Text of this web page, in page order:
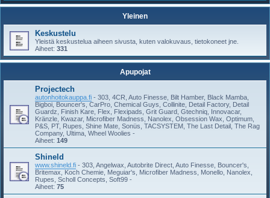
Yleinen
Keskustelu
Yleistä keskustelua aiheen sivusta, kuten valokuvaus, tietokoneet jne.
Aiheet: 331
Apupojat
Projectech
autonhoitokauppa.fi - 303, 4CR, Auto Finesse, Bilt Hamber, Black Mamba,
Bigboi, Bouncer's, CarPro, Chemical Guys, Collinite, Detail Factory, Detail
Guardz, Finish Kare, Flex, Flexipads, Grit Guard, Gtechniq, Innovacar,
Kränzle, Kwazar, Microfiber Madness, Nanolex, Obsession Wax, Optimum,
P&S, PT, Rupes, Shine Mate, Sonüs, TACSYSTEM, The Last Detail, The Rag
Company, Ultima, Wheel Woolies -
Aiheet: 149
Shineld
www.shineld.fi - 303, Angelwax, Autobrite Direct, Auto Finesse, Bouncer's,
Britemax, Koch Chemie, Meguiar's, Microfiber Madness, Monello, Nanolex,
Rupes, Scholl Concepts, Soft99 -
Aiheet: 75